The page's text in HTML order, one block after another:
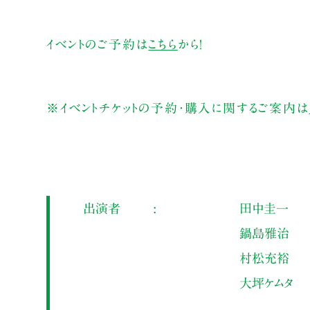
イベントのご予約はこちら から！
※イベントチケットの予約・購入に関するご案内は
出演者
田中圭一
鍋島雅治
村松充裕
大坪ケムタ